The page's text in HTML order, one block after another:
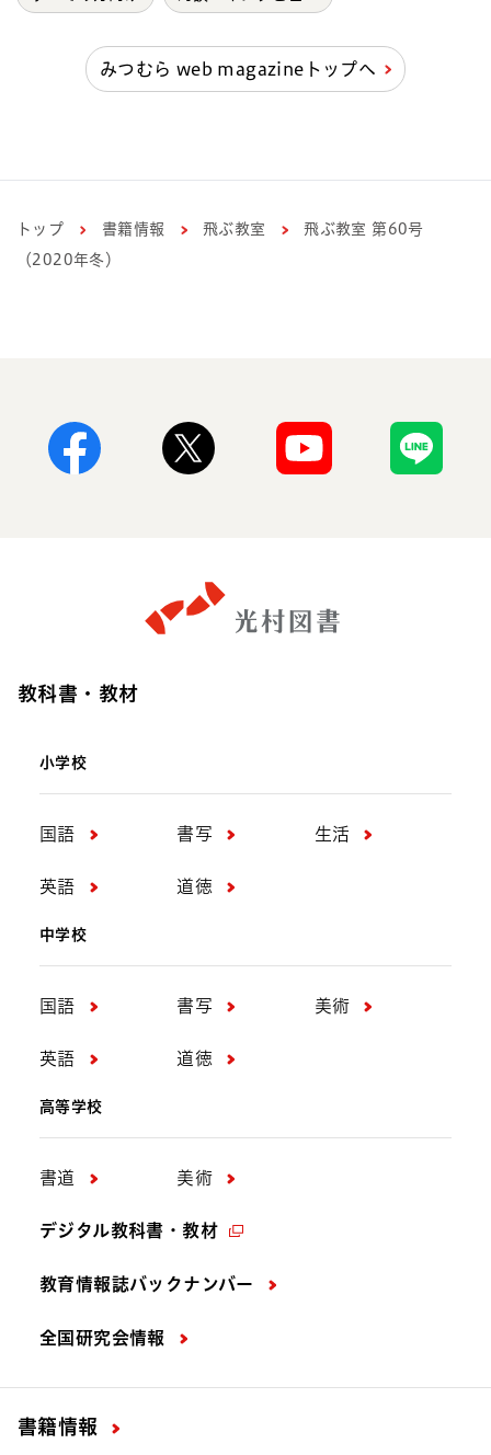
みつむら web magazineトップへ
トップ 書籍情報 飛ぶ教室
飛ぶ教室 第60号
（2020年冬）
教科書・教材
小学校
国語 書写 生活
英語 道徳
中学校
国語 書写 美術
英語 道徳
高等学校
書道 美術
デジタル教科書・教材
教育情報誌バックナンバー
全国研究会情報
書籍情報